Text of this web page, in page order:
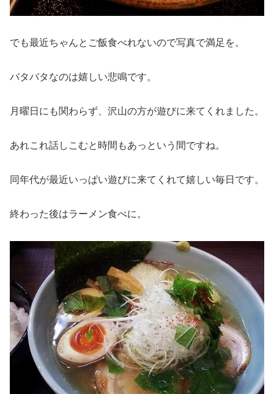
でも最近ちゃんとご飯食べれないので写真で満足を。
バタバタなのは嬉しい悲鳴です。
月曜日にも関わらず、沢山の方が遊びに来てくれました。
あれこれ話しこむと時間もあっという間ですね。
同年代が最近いっぱい遊びに来てくれて嬉しい毎日です。
終わった後はラーメン食べに。